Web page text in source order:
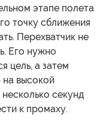
этапе полета
точку сближения
Перехватчик не
Его нужно
цель, а затем
на высокой
секунд
к промаху.